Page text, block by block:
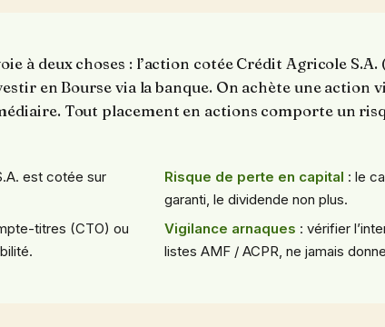
à deux choses : l’action cotée Crédit Agricole
en Bourse via la banque. On achète une action
Tout placement en actions comporte un
est cotée sur
titres (CTO) ou
Risque de perte en capital : le
garanti, le dividende non plus.
Vigilance arnaques : vérifier
listes AMF / ACPR, ne jamais